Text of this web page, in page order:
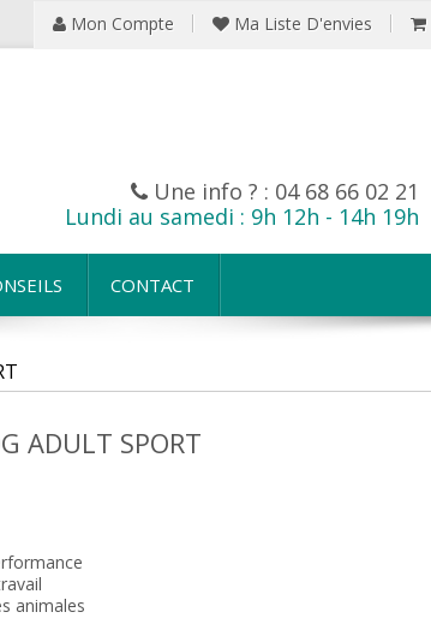
Mon Compte Ma Liste D'envies
Une info ? : 04 68 66 02 21
Lundi au samedi : 9h 12h - 14h 19h
CONTACT
ADULT SPORT
animales